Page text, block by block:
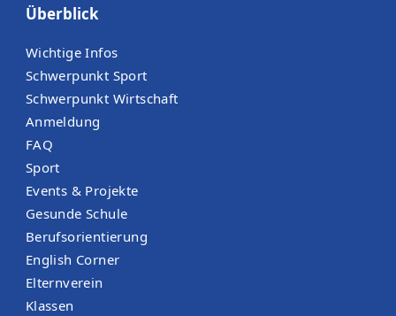
Überblick
Wichtige Infos
Schwerpunkt Sport
Schwerpunkt Wirtschaft
Anmeldung
FAQ
Sport
Events & Projekte
Gesunde Schule
Berufsorientierung
English Corner
Elternverein
Klassen